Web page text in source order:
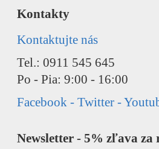
Kontakty
Kontaktujte nás
Tel.: 0911 545 645
Po - Pia: 9:00 - 16:00
Facebook - Twitter -
Newsletter - 5% zľava za